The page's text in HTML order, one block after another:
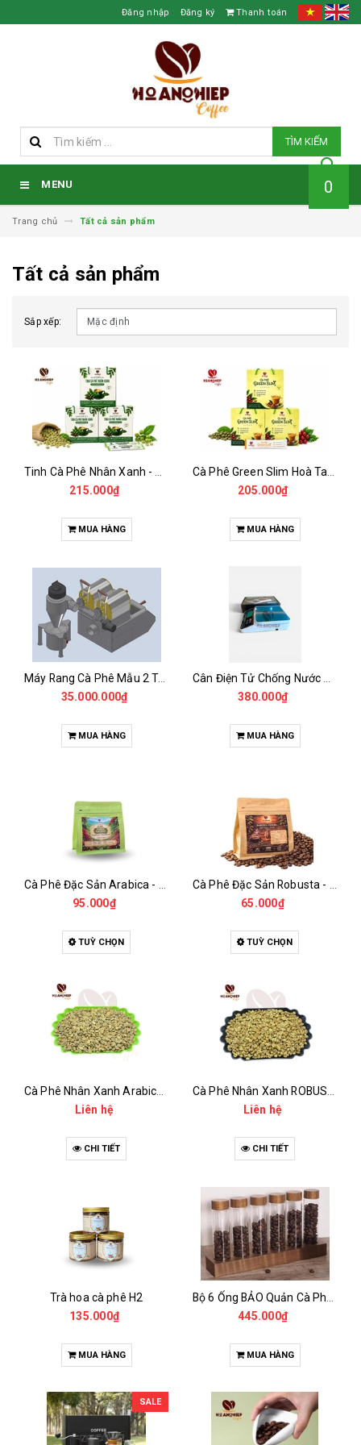
Đăng nhập Đăng ký Thanh toán
TÌM KIẾM
MENU 0
Trang chủ Tất cả sản phẩm
Tất cả sản phẩm
Sắp xếp:
215.000₫
MUA HÀNG
205.000₫
MUA HÀNG
Máy Rang Cà Phê Mẫu 2 Trống Rang (500+500gr)
35.000.000₫
MUA HÀNG
380.000₫
MUA HÀNG
95.000₫
TUỲ CHỌN
65.000₫
TUỲ CHỌN
Liên hệ
CHI TIẾT
Liên hệ
CHI TIẾT
Trà hoa cà phê H2
135.000₫
MUA HÀNG
445.000₫
MUA HÀNG
SALE